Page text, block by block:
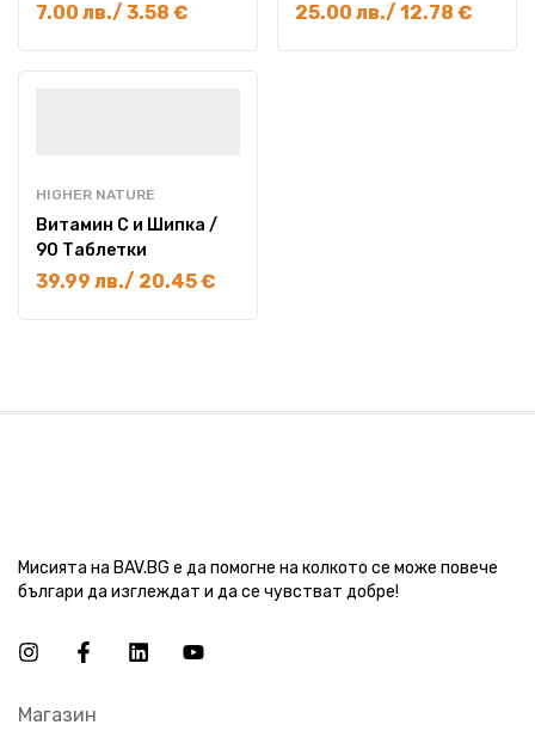
7.00 лв./ 3.58 € 25.00 лв./ 12.78 €
HIGHER NATURE
Витамин С и Шипка /
90 Таблетки
39.99 лв./ 20.45 €
Мисията на BAV.BG е да помогне на колкото се може повече
българи да изглеждат и да се чувстват добре!
Магазин